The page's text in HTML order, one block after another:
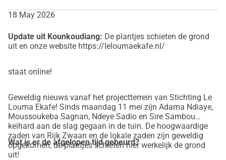
18 May 2026
Update uit Kounkoudiang: De plantjes schieten de grond
uit en onze website https://leloumaekafe.nl/
staat online!
Geweldig nieuws vanaf het projectterrein van Stichting Le
Louma Ekafe! Sinds maandag 11 mei zijn Adama Ndiaye,
Moussoukeba Sagnan, Ndeye Sadio en Sire Sambou
keihard aan de slag gegaan in de tuin. De hoogwaardige
zaden van Rijk Zwaan en de lokale zaden zijn geweldig
opgekomen; de plantjes schieten hier werkelijk de grond
uit!
Wat is er de afgelopen tijd gebeurd?